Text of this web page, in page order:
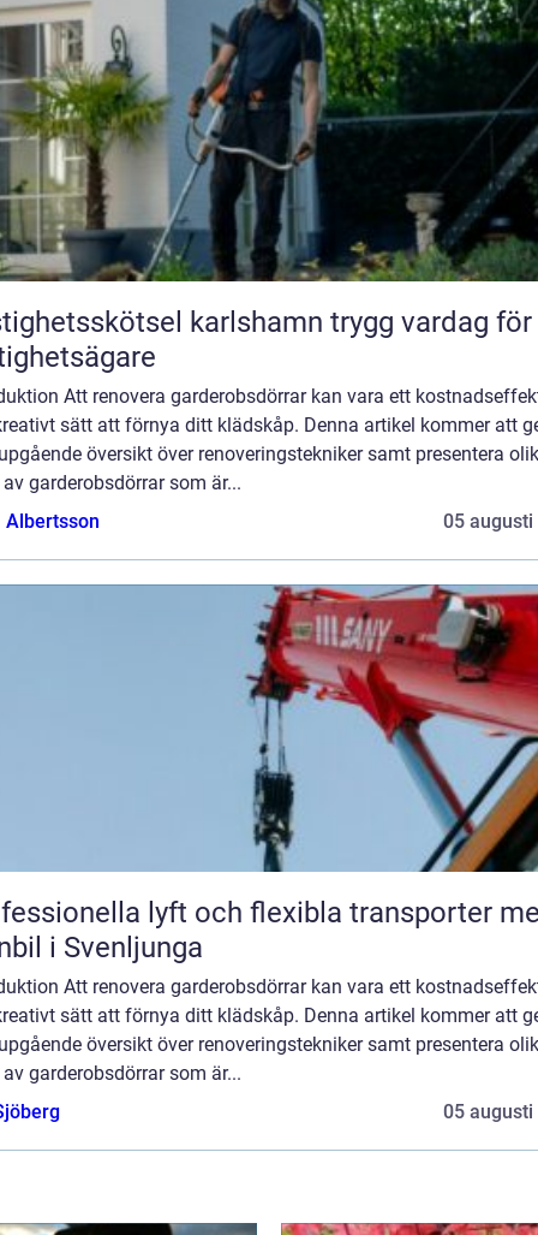
karlshamn trygg vardag för
Att renovera garderobsdörrar kan vara ett
sätt att förnya ditt klädskåp. Denna artikel kommer att
översikt över renoveringstekniker samt presentera
garderobsdörrar som är...
Albertsson
05 augusti
lyft och flexibla transporter
i Svenljunga
Att renovera garderobsdörrar kan vara ett
sätt att förnya ditt klädskåp. Denna artikel kommer att
översikt över renoveringstekniker samt presentera
garderobsdörrar som är...
05 augusti